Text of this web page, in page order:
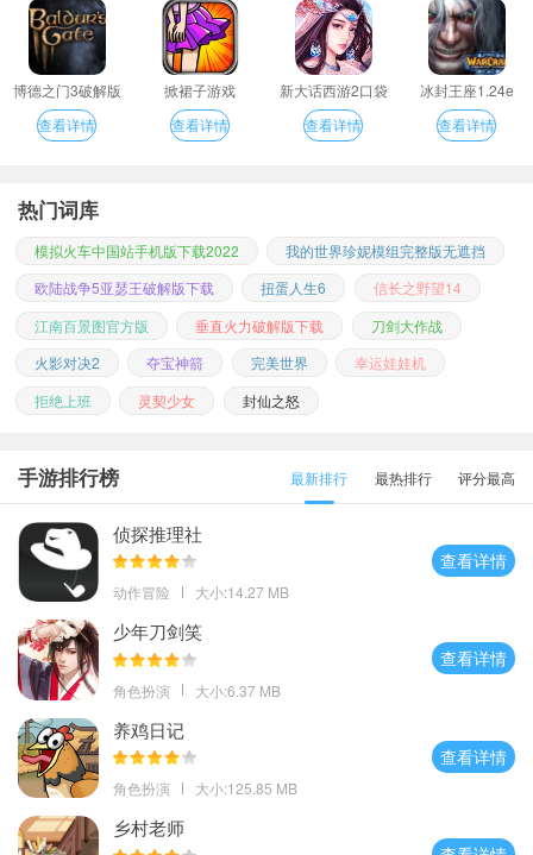
博德之门3破解版
查看详情
掀裙子游戏
查看详情
新大话西游2口袋
版
查看详情
冰封王座1.24e
查看详情
热门词库
模拟火车中国站手机版下载2022
我的世界珍妮模组完整版无遮挡
欧陆战争5亚瑟王破解版下载
扭蛋人生6
信长之野望14
江南百景图官方版
垂直火力破解版下载
刀剑大作战
火影对决2
夺宝神箭 完美世界
幸运娃娃机
拒绝上班
灵契少女 封仙之怒
手游排行榜 最新排行 最热排行 评分最高
侦探推理社
动作冒险 大小:14.27 MB
查看详情
少年刀剑笑
角色扮演 大小:6.37 MB
查看详情
养鸡日记
角色扮演 大小:125.85 MB
查看详情
乡村老师